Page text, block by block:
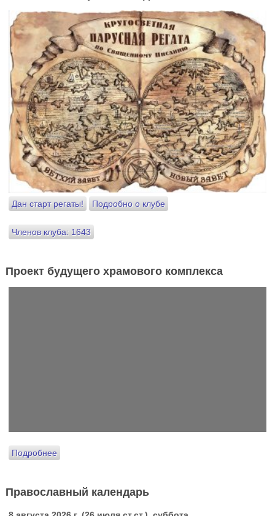
Дан старт регаты! Подробно о клубе
Членов клуба: 1643
Проект будущего храмового комплекса
Подробнее
Православный календарь